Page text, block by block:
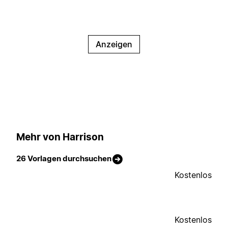
Anzeigen
Mehr von Harrison
26 Vorlagen durchsuchen
Kostenlos
Kostenlos